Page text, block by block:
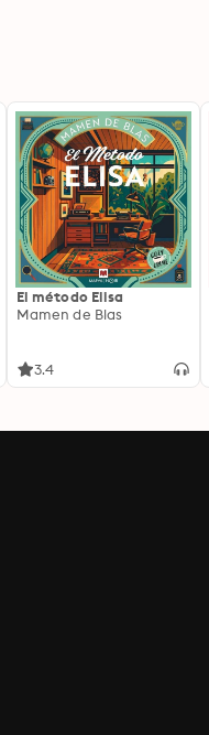
El método Elisa
Mamen de Blas
3.4